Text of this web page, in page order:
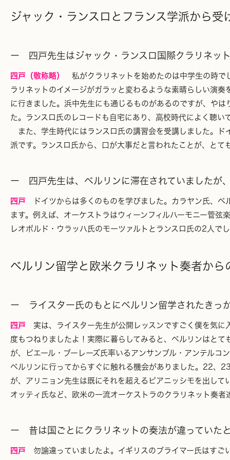
ジャック・ランスロとフランス学派から
ー 四戸先生はジャック・ランスロ国際クラリネッ
四戸（敬称略）
私がクラリネットを始めたのは中学生の時で
ラリネットのイメージがガラッと変わるような素晴らしい演
に行きました。浜中先生にも通じるものがあるのですが、や
た。ランスロ氏のレコードも自宅にあり、高校時代によく聴い
また、学生時代にはランスロ氏の講習会を受講しました。ド
派です。ランスロ氏から、口が大事だと言われたことが、とて
ー 四戸先生は、ベルリンに滞在されていましたが
四戸 ドイツからは多くのものを学びました。カラヤン氏、ベ
ます。例えば、オーケストラはウィーンフィルハーモニー管
レオポルド・ウラッハ氏のモーツァルトとランスロ氏の2人で
ベルリン留学と欧米クラリネット奏者から
ー ライスター氏のもとにベルリン留学されたきっ
四戸 実は、ライスター先生が公開レッスンですごく僕を気に
度もつねりましたよ！実際に暮らしてみると、ベルリンはと
が、ピエール・ブーレーズ氏率いるアンサンブル・アンテル
ベルリンに行ってからすぐに触れる機会がありました。22、
が、アリニョン先生は既にそれを超えるピアニッシモを出し
オッティ氏など、欧米の一流オーケストラのクラリネット奏
ー 昔は国ごとにクラリネットの奏法が違っていた
四戸 勿論違っていましたよ。イギリスのブライマー氏はすご